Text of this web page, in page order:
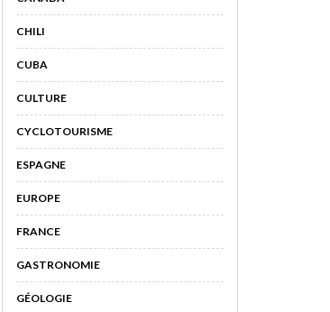
CHILI
CUBA
CULTURE
CYCLOTOURISME
ESPAGNE
EUROPE
FRANCE
GASTRONOMIE
GÉOLOGIE